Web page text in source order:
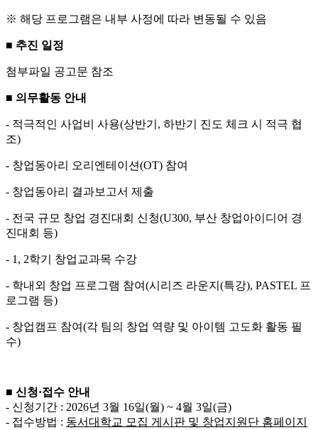
※ 해당 프로그램은 내부 사정에 따라 변동될 수 있음
■ 추진 일정
첨부파일 공고문 참조
■ 의무활동 안내
- 적극적인 사업비 사용(상반기, 하반기 진도 체크 시 적극 협
조)
- 창업동아리 오리엔테이션(OT) 참여
- 창업동아리 결과보고서 제출
- 전국 규모 창업 경진대회 신청(U300, 부산 창업아이디어 경
진대회 등)
- 1, 2학기 창업교과목 수강
- 학내외 창업 프로그램 참여(시리즈 라운지(특강), PASTEL 프
로그램 등)
- 창업캠프 참여(각 팀의 창업 역량 및 아이템 고도화 활동 필
수)
■ 신청·접수 안내
- 신청기간 : 2026년 3월 16일(월) ~ 4월 3일(금)
- 접수방법 : 동서대학교 모집 게시판 및 창업지원단 홈페이지